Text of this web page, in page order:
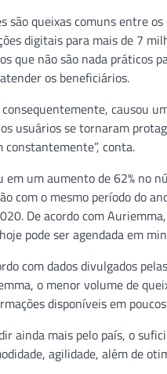
queixas comuns entre
digitais para mais de 7
que não são nada práticos
os beneficiários.
causou
usuários se tornaram
conta.
um aumento de 62% no
com o mesmo período do
De acordo com
pode ser agendada em
com dados divulgados
o menor volume de
disponíveis em
ainda mais pelo país, o
agilidade, além de